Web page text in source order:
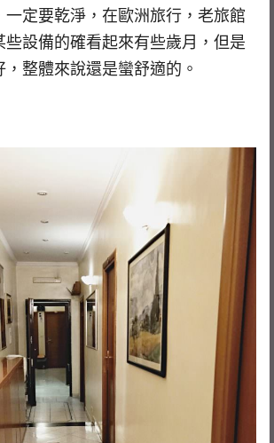
一定要乾淨，在歐洲旅行，老旅館
些設備的確看起來有些歲月，但是
整體來說還是蠻舒適的。